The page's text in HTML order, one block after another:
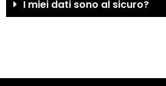
I miei dati sono al sicuro?